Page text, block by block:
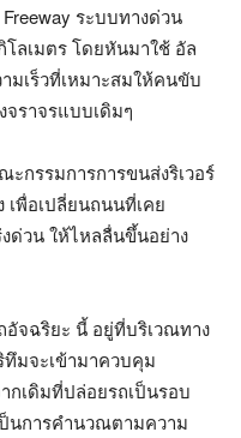
ระบบทางด่วน
ลเมตร โดยหันมาใช้ อัล
เร็วที่เหมาะสมให้คนขับ
ราจรแบบเดิมๆ
กรรมการการขนส่งริเวอร์
เพื่อเปลี่ยนถนนที่เคย
ด่วน ให้ไหลลื่นขึ้นอย่าง
จฉริยะ นี้ อยู่ที่บริเวณทาง
ทึมจะเข้ามาควบคุม
เดิมที่ปล่อยรถเป็นรอบ
นการคำนวณตามความ